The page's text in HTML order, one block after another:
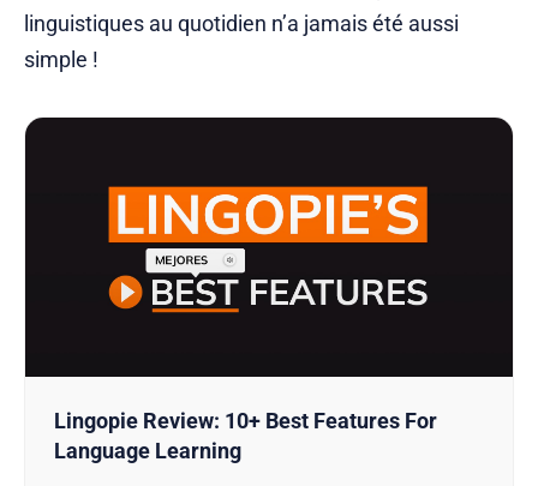
linguistiques au quotidien n’a jamais été aussi
simple !
Lingopie Review: 10+ Best Features For
Language Learning